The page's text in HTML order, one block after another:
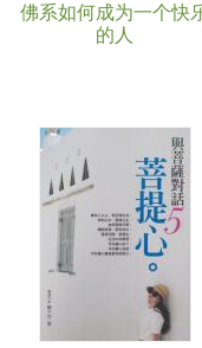
佛系如何成为一个快
的人